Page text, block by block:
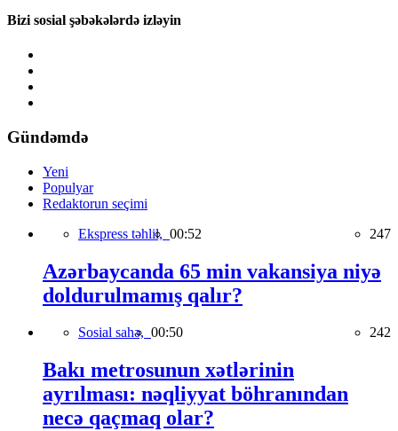
Bizi sosial şəbəkələrdə izləyin
Gündəmdə
Yeni
Populyar
Redaktorun seçimi
Ekspress təhlil, 00:52 247
Azərbaycanda 65 min vakansiya niyə
doldurulmamış qalır?
Sosial sahə, 00:50 242
Bakı metrosunun xətlərinin
ayrılması: nəqliyyat böhranından
necə qaçmaq olar?